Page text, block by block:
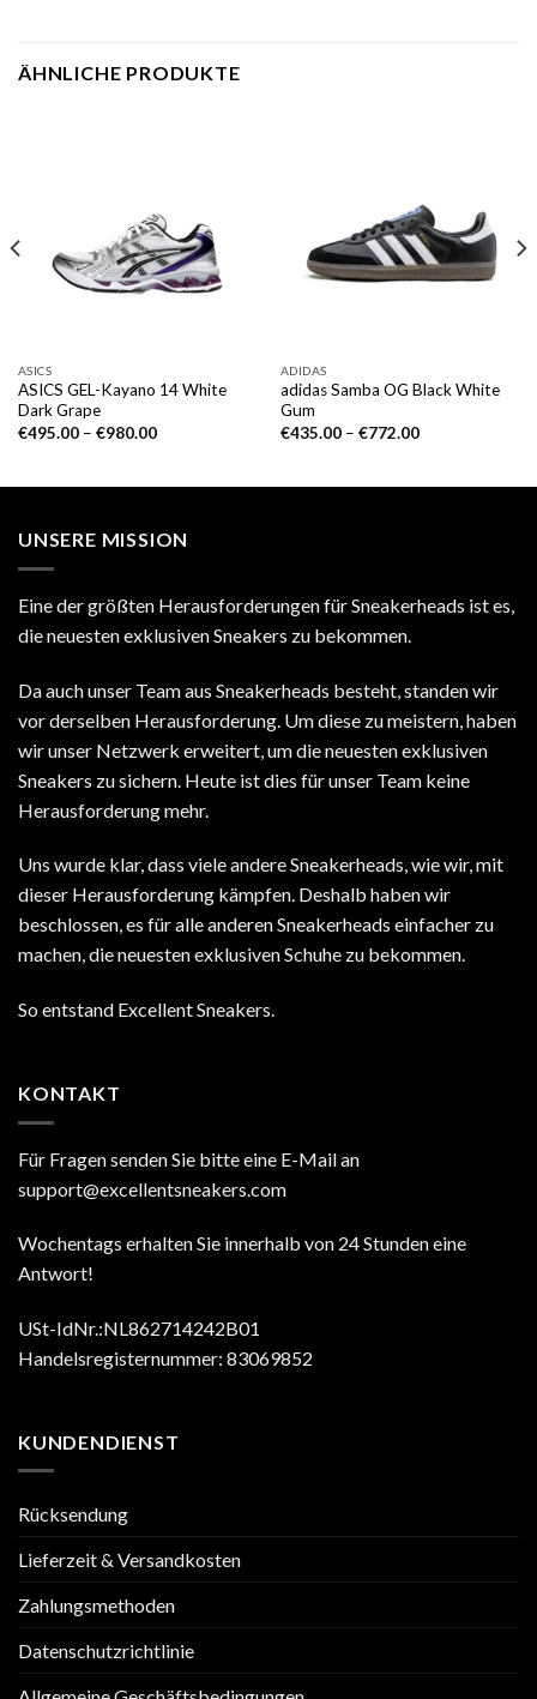
ÄHNLICHE PRODUKTE
ASICS
ASICS GEL-Kayano 14 White
Dark Grape
€495.00– €980.00
ADIDAS
adidas Samba OG Black White
Gum
€435.00– €772.00
UNSERE MISSION
Eine der größten Herausforderungen für Sneakerheads ist es,
die neuesten exklusiven Sneakers zu bekommen.
Da auch unser Team aus Sneakerheads besteht, standen wir
vor derselben Herausforderung. Um diese zu meistern, haben
wir unser Netzwerk erweitert, um die neuesten exklusiven
Sneakers zu sichern. Heute ist dies für unser Team keine
Herausforderung mehr.
Uns wurde klar, dass viele andere Sneakerheads, wie wir, mit
dieser Herausforderung kämpfen. Deshalb haben wir
beschlossen, es für alle anderen Sneakerheads einfacher zu
machen, die neuesten exklusiven Schuhe zu bekommen.
So entstand Excellent Sneakers.
KONTAKT
Für Fragen senden Sie bitte eine E-Mail an
support@excellentsneakers.com
Wochentags erhalten Sie innerhalb von 24 Stunden eine
Antwort!
USt-IdNr.:NL862714242B01
Handelsregisternummer: 83069852
KUNDENDIENST
Rücksendung
Lieferzeit & Versandkosten
Zahlungsmethoden
Datenschutzrichtlinie